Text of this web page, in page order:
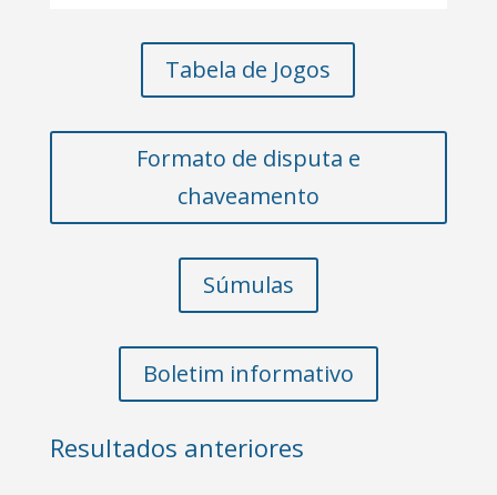
Tabela de Jogos
Formato de disputa e
chaveamento
Súmulas
Boletim informativo
Resultados anteriores